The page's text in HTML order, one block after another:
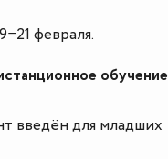
февраля.
обучение
введён для младших